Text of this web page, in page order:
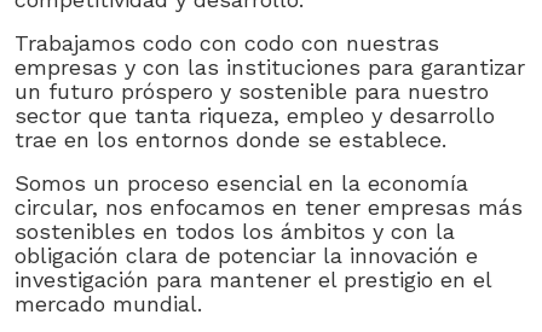
Trabajamos codo con codo con nuestras
empresas y con las instituciones para garantizar
un futuro próspero y sostenible para nuestro
sector que tanta riqueza, empleo y desarrollo
trae en los entornos donde se establece.
Somos un proceso esencial en la economía
circular, nos enfocamos en tener empresas más
sostenibles en todos los ámbitos y con la
obligación clara de potenciar la innovación e
investigación para mantener el prestigio en el
mercado mundial.